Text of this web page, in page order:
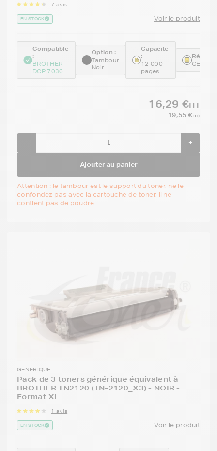
7 avis
EN STOCK Voir le produit
Compatible
:
BROTHER
DCP 7030
Option :
Tambour
Noir
Capacité
:
12 000
pages
16,29 €HT
19,55 €TTC
- +
Ajouter au panier
Attention : le tambour est le support du toner, ne le
confondez pas avec la cartouche de toner, il ne
contient pas de poudre.
GENERIQUE
Pack de 3 toners générique équivalent à
BROTHER TN2120 (TN-2120_X3) - NOIR -
Format XL
1 avis
EN STOCK Voir le produit